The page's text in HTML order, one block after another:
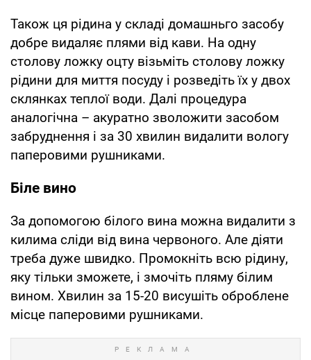
Також ця рідина у складі домашньго засобу
добре видаляє плями від кави. На одну
столову ложку оцту візьміть столову ложку
рідини для миття посуду і розведіть їх у двох
склянках теплої води. Далі процедура
аналогічна – акуратно зволожити засобом
забруднення і за 30 хвилин видалити вологу
паперовими рушниками.
Біле вино
За допомогою білого вина можна видалити з
килима сліди від вина червоного. Але діяти
треба дуже швидко. Промокніть всю рідину,
яку тільки зможете, і змочіть пляму білим
вином. Хвилин за 15-20 висушіть оброблене
місце паперовими рушниками.